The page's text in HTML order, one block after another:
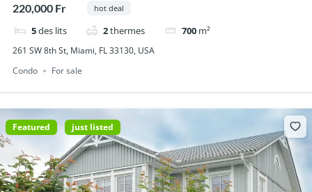
220,000 Fr hot deal
5des lits 2thermes 700 m²
261 SW 8th St, Miami, FL 33130, USA
Condo
For sale
Featured just listed